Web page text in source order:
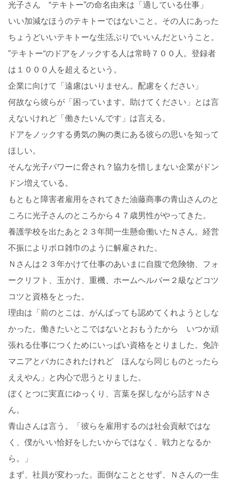
光子さん “テキトー”の命名由来は「適している仕事」
いい加減なほうのテキトーではないこと。その人にあった
ちょうどいいテキトーな生活ぶりでいいんだということ。
”テキトー“のドアをノックする人は常時７００人。登録者
は１０００人を超えるという。
企業に向けて「遠慮はいりません。配慮をください」
何故なら彼らが「困っています。助けてください」とは言
えないけれど「働きたいんです」は言える。
ドアをノックする勇気の胸の奥にある彼らの思いを知って
ほしい。
そんな光子パワーに脅され？協力を惜しまない企業がドン
ドン増えている。
もともと障害者雇用をされてきた油藤商事の青山さんのと
ころに光子さんのところから４７歳男性がやってきた。
養護学校を出たあと２３年間一生懸命働いたＮさん。経営
不振によりボロ雑巾のように解雇された。
Ｎさんは２３年かけて仕事のあいまに自腹で危険物、フォ
ークリフト、玉かけ、重機、ホームヘルバー２級などコツ
コツと資格をとった。
理由は「前のとこは、がんばっても認めてくれようとしな
かった。働きたいとこではないとおもうたから いつか頑
張れる仕事につくためにいっぱい資格をとりました。免許
マニアとバカにされたけれど ほんなら同じものとったら
ええやん」と内心で思うとりました。
ぼくとつに実直にゆっくり、言葉を探しながら話すＮさ
ん。
青山さんは言う。「彼らを雇用するのは社会貢献ではな
く、僕がいい恰好をしたいからではなく、戦力となるか
ら。」
まず、社員が変わった。面倒なこととせず、Ｎさんの一生